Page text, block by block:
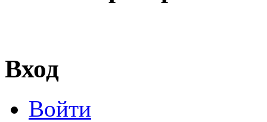
Вход
Войти